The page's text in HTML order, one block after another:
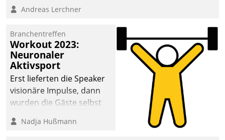
Andreas Lerchner
Branchentreffen
Workout 2023:
Neuronaler
Aktivsport
Erst lieferten die Speaker
visionäre Impulse, dann
wurden die Gäste selbst
methodisch
Nadja Hußmann